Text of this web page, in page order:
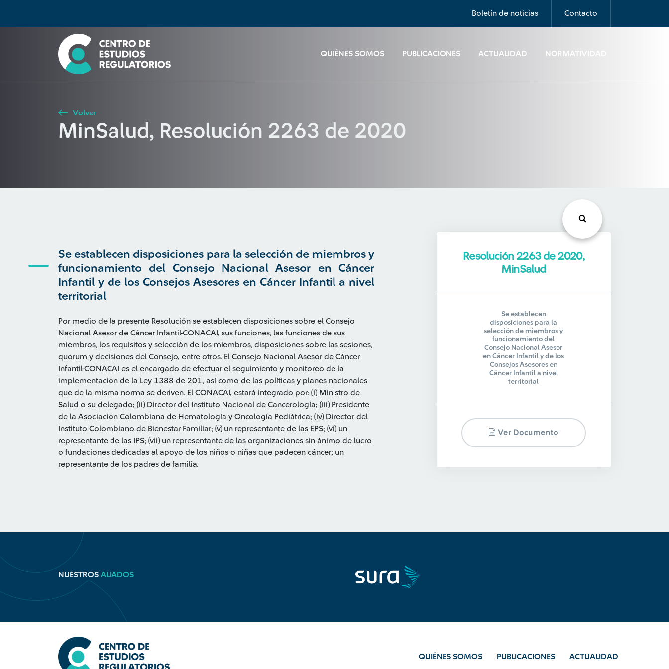
Boletín de noticias Contacto
QUIÉNES SOMOS PUBLICACIONES ACTUALIDAD NORMATIVIDAD
Seleccione país
Buscar
Volver
MinSalud, Resolución 2263 de 2020
Se establecen disposiciones para la selección de miembros y
funcionamiento del Consejo Nacional Asesor en Cáncer
Infantil y de los Consejos Asesores en Cáncer Infantil a nivel
territorial
Por medio de la presente Resolución se establecen disposiciones sobre el Consejo
Nacional Asesor de Cáncer Infantil-CONACAI, sus funciones, las funciones de sus
miembros, los requisitos y selección de los miembros, disposiciones sobre las sesiones,
quorum y decisiones del Consejo, entre otros. El Consejo Nacional Asesor de Cáncer
Infantil-CONACAI es el encargado de efectuar el seguimiento y monitoreo de la
implementación de la Ley 1388 de 201, así como de las políticas y planes nacionales
que de la misma norma se deriven. El CONACAI, estará integrado por: (i) Ministro de
Salud o su delegado; (ii) Director del Instituto Nacional de Cancerología; (iii) Presidente
de la Asociación Colombiana de Hematología y Oncología Pediátrica; (iv) Director del
Instituto Colombiano de Bienestar Familiar; (v) un representante de las EPS; (vi) un
representante de las IPS; (vii) un representante de las organizaciones sin ánimo de lucro
o fundaciones dedicadas al apoyo de los niños o niñas que padecen cáncer; un
representante de los padres de familia.
Resolución 2263 de 2020,
MinSalud
Se establecen
disposiciones para la
selección de miembros y
funcionamiento del
Consejo Nacional Asesor
en Cáncer Infantil y de los
Consejos Asesores en
Cáncer Infantil a nivel
territorial
Ver Documento
NUESTROS ALIADOS
QUIÉNES SOMOS PUBLICACIONES ACTUALIDAD